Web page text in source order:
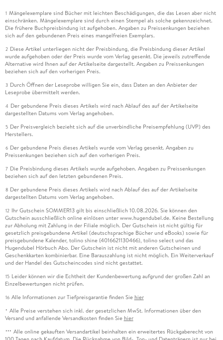
1 Mängelexemplare sind Bücher mit leichten Beschädigungen, die das Lesen aber nicht
einschränken. Mängelexemplare sind durch einen Stempel als solche gekennzeichnet.
Die frühere Buchpreisbindung ist aufgehoben. Angaben zu Preissenkungen beziehen
sich auf den gebundenen Preis eines mangelfreien Exemplars.
2 Diese Artikel unterliegen nicht der Preisbindung, die Preisbindung dieser Artikel
wurde aufgehoben oder der Preis wurde vom Verlag gesenkt. Die jeweils zutreffende
Alternative wird Ihnen auf der Artikelseite dargestellt. Angaben zu Preissenkungen
beziehen sich auf den vorherigen Preis.
3 Durch Öffnen der Leseprobe willigen Sie ein, dass Daten an den Anbieter der
Leseprobe übermittelt werden.
4 Der gebundene Preis dieses Artikels wird nach Ablauf des auf der Artikelseite
dargestellten Datums vom Verlag angehoben.
5 Der Preisvergleich bezieht sich auf die unverbindliche Preisempfehlung (UVP) des
Herstellers.
6 Der gebundene Preis dieses Artikels wurde vom Verlag gesenkt. Angaben zu
Preissenkungen beziehen sich auf den vorherigen Preis.
7 Die Preisbindung dieses Artikels wurde aufgehoben. Angaben zu Preissenkungen
beziehen sich auf den letzten gebundenen Preis.
8 Der gebundene Preis dieses Artikels wird nach Ablauf des auf der Artikelseite
dargestellten Datums vom Verlag angehoben.
12 Ihr Gutschein SOMMER13 gilt bis einschließlich 10.08.2026. Sie können den
Gutschein ausschließlich online einlösen unter www.hugendubel.de. Keine Bestellung
zur Abholung mit Zahlung in der Filiale möglich. Der Gutschein ist nicht gültig für
gesetzlich preisgebundene Artikel (deutschsprachige Bücher und eBooks) sowie für
preisgebundene Kalender, tolino shine (4016621130466), tolino select und das
Hugendubel Hörbuch Abo. Der Gutschein ist nicht mit anderen Gutscheinen und
Geschenkkarten kombinierbar. Eine Barauszahlung ist nicht möglich. Ein Weiterverkauf
und der Handel des Gutscheincodes sind nicht gestattet.
15 Leider können wir die Echtheit der Kundenbewertung aufgrund der großen Zahl an
Einzelbewertungen nicht prüfen.
16 Alle Informationen zur Tiefpreisgarantie finden Sie hier
* Alle Preise verstehen sich inkl. der gesetzlichen MwSt. Informationen über den
Versand und anfallende Versandkosten finden Sie hier
*** Alle online gekauften Versandartikel beinhalten ein erweitertes Rückgaberecht von